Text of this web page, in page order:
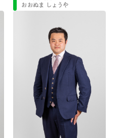
おおぬま しょうや